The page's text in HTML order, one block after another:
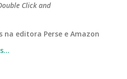
Click and
editora Perse e Amazon